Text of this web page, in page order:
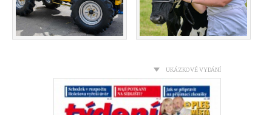
UKÁZKOVÉ VYDÁNÍ